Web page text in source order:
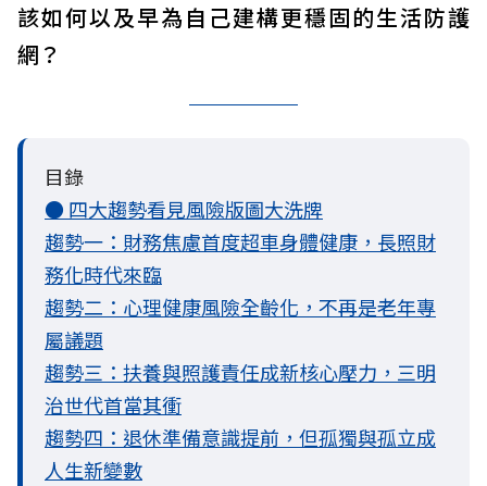
該如何以及早為自己建構更穩固的生活防護
網？
目錄
● 四大趨勢看見風險版圖大洗牌
趨勢一：財務焦慮首度超車身體健康，長照財
務化時代來臨
趨勢二：心理健康風險全齡化，不再是老年專
屬議題
趨勢三：扶養與照護責任成新核心壓力，三明
治世代首當其衝
趨勢四：退休準備意識提前，但孤獨與孤立成
人生新變數